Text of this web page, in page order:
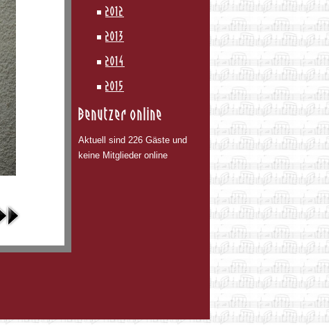
2012
2013
2014
2015
Benutzer online
Aktuell sind 226 Gäste und
keine Mitglieder online